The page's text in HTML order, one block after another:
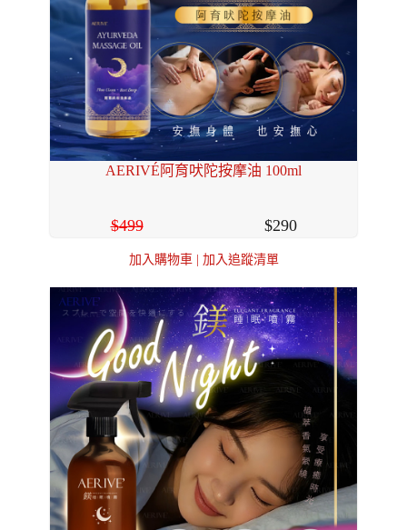
AERIVÉ阿育吠陀按摩油 100ml
499 290
加入購物車 | 加入追蹤清單